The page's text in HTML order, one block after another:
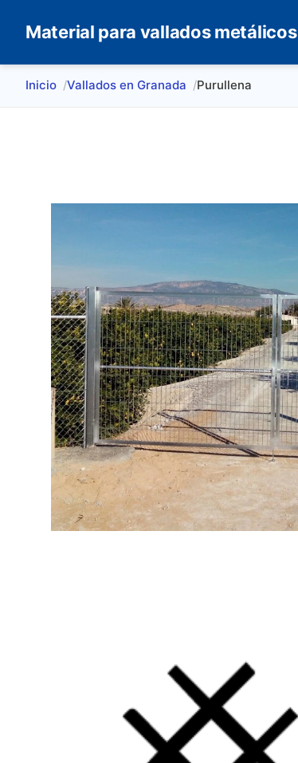
Material para vallados metálicos
Inicio Vallados en Granada Purullena